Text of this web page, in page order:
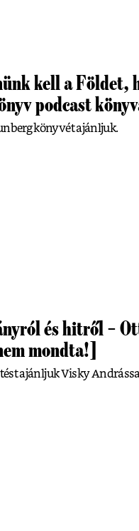
kell a Földet,
podcast
könyvét ajánljuk.
és hitről –
mondta!]
ajánljuk Visky